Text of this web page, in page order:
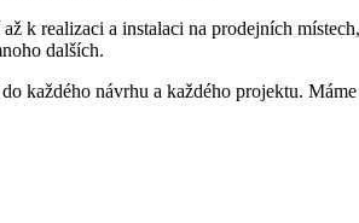
k realizaci a instalaci na prodejních
dalších.
každého návrhu a každého projektu.